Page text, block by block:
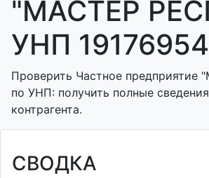
"МАСТЕР
УНП
Проверить Частное предприятие
по УНП: получить полные
контрагента.
СВОДКА